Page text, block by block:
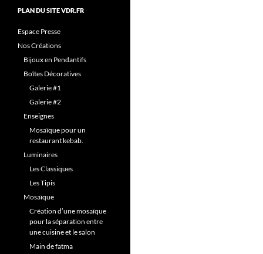
PLAN DU SITE VDR.FR
Espace Presse
Nos Créations
Bijoux en Pendantifs
Boîtes Décoratives
Galerie #1
Galerie #2
Enseignes
Mosaïque pour un
restaurant kebab.
Luminaires
Les Classiques
Les Tipis
Mosaïque
Création d’une mosaïque
pour la séparation entre
une cuisine et le salon
Main de fatma